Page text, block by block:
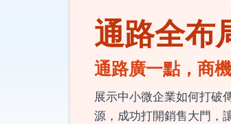
通路全布
通路廣一點，商
展示中小微企業如何打破
源，成功打開銷售大門，